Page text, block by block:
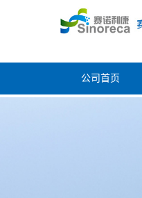
公司首页